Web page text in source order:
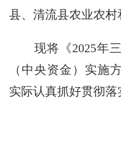
县、清流县农业农村
现将《2025年
（中央资金）实施
实际认真抓好贯彻落